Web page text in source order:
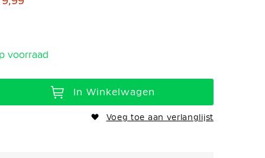
voorraad
In Winkelwagen
Voeg toe aan verlanglijst